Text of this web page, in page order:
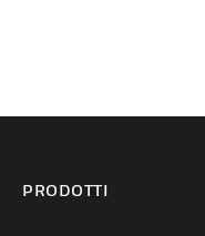
PRODOTTI